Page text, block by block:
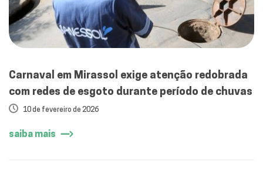
Carnaval em Mirassol exige atenção redobrada
com redes de esgoto durante período de chuvas
10 de fevereiro de 2026
saiba mais